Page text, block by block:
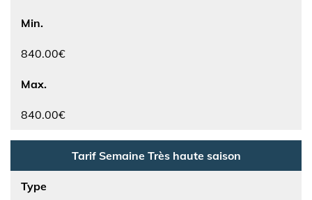
Min.
840.00€
Max.
840.00€
Tarif Semaine Très haute saison
Type